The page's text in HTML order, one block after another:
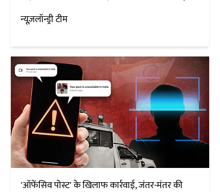
न्यूज़लॉन्ड्री टीम
'ऑफेंसिव पोस्ट' के खिलाफ कार्रवाई, जंतर-मंतर की